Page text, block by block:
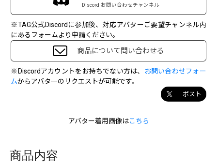
Discord お問い合わせチャンネル
※TAG公式Discordに参加後、対応アバターご要望チャンネル内
にあるフォームより申請ください。
ポスト
商品について問い合わせる
※Discordアカウントをお持ちでない方は、
お問い合わせフォー
ムからアバターのリクエストが可能です。
アバター着用画像はこちら
商品内容